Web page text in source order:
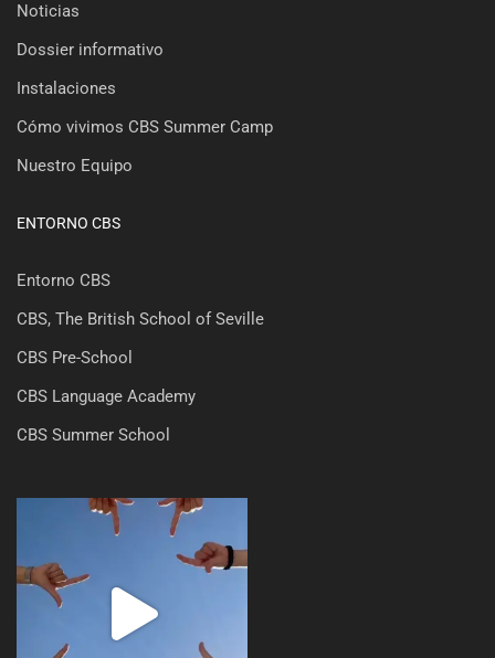
Noticias
Dossier informativo
Instalaciones
Cómo vivimos CBS Summer Camp
Nuestro Equipo
ENTORNO CBS
Entorno CBS
CBS, The British School of Seville
CBS Pre-School
CBS Language Academy
CBS Summer School